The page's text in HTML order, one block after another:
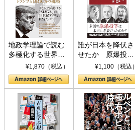
地政学理論で読む
多極化する世界：
トランプとBRICS
の挑戦
¥1,870（税込）
誰が日本を降伏さ
せたか 原爆投
下、ソ連参戦、そ
して聖断 (PHP新
書)
¥1,100（税込）